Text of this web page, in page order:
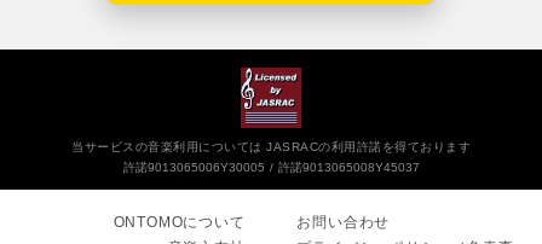
当サービスの音楽利用については JASRACの利用許諾を得ております
許諾9013065006Y30005
許諾9013065008Y45037
ONTOMOについて
お問い合わせ